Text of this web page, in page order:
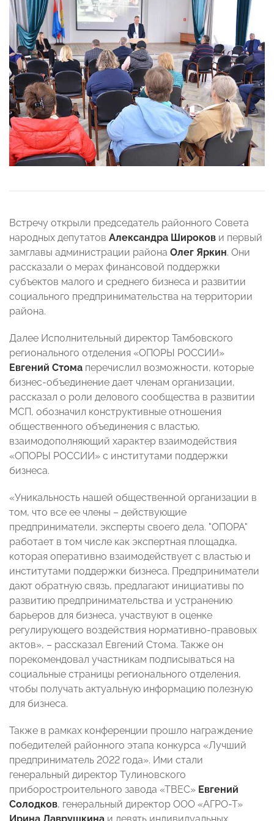
Встречу открыли председатель районного Совета
народных депутатов Александра Широков и первый
замглавы администрации района Олег Яркин. Они
рассказали о мерах финансовой поддержки
субъектов малого и среднего бизнеса и развитии
социального предпринимательства на территории
района.
Далее Исполнительный директор Тамбовского
регионального отделения «ОПОРЫ РОССИИ»
Евгений Стома перечислил возможности, которые
бизнес-объединение дает членам организации,
рассказал о роли делового сообщества в развитии
МСП, обозначил конструктивные отношения
общественного объединения с властью,
взаимодополняющий характер взаимодействия
«ОПОРЫ РОССИИ» с институтами поддержки
бизнеса.
«Уникальность нашей общественной организации в
том, что все ее члены – действующие
предприниматели, эксперты своего дела. "ОПОРА"
работает в том числе как экспертная площадка,
которая оперативно взаимодействует с властью и
институтами поддержки бизнеса. Предприниматели
дают обратную связь, предлагают инициативы по
развитию предпринимательства и устранению
барьеров для бизнеса, участвуют в оценке
регулирующего воздействия нормативно-правовых
актов», – рассказал Евгений Стома. Также он
порекомендовал участникам подписываться на
социальные страницы регионального отделения,
чтобы получать актуальную информацию полезную
для бизнеса.
Также в рамках конференции прошло награждение
победителей районного этапа конкурса «Лучший
предприниматель 2022 года». Ими стали
генеральный директор Тулиновского
приборостроительного завода «ТВЕС» Евгений
Солодков, генеральный директор ООО «АГРО-Т»